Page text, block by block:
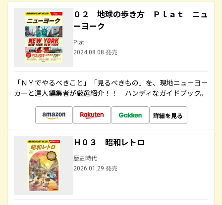
０２ 地球の歩き方 Ｐｌａｔ ニュ
ーヨーク
Plat
2024.08.08 発売
「ＮＹでやるべきこと」「見るべきもの」を、現地ニューヨー
カーと達人編集者が厳選紹介！！ ハンディなガイドブック。
詳細を見る
Ｈ０３ 昭和レトロ
歴史時代
2026.01.29 発売